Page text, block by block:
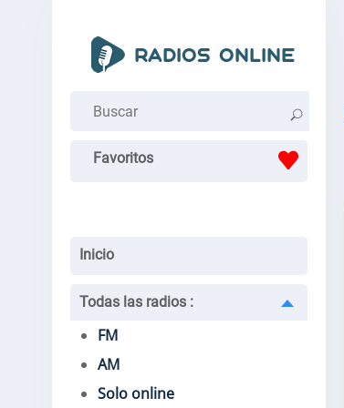
Favoritos
Inicio
Todas las radios :
FM
AM
Solo online